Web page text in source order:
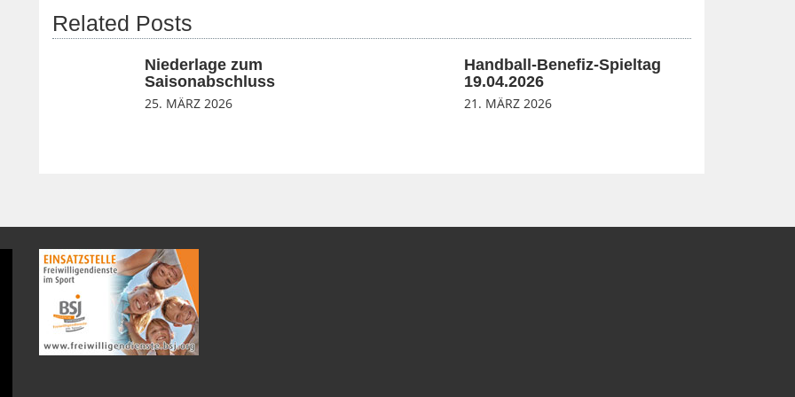
Related Posts
Niederlage zum
Saisonabschluss
25. MÄRZ 2026
Handball-Benefiz-Spieltag
19.04.2026
21. MÄRZ 2026